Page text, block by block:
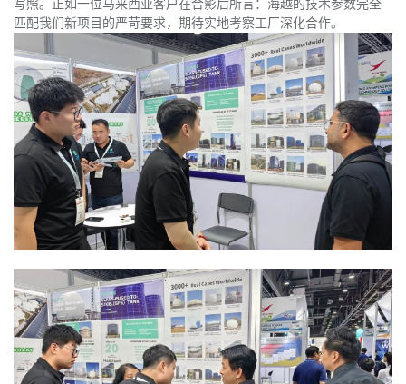
写照。正如一位马来西亚客户在合影后所言：海越的技术参数完全
匹配我们新项目的严苛要求，期待实地考察工厂深化合作。